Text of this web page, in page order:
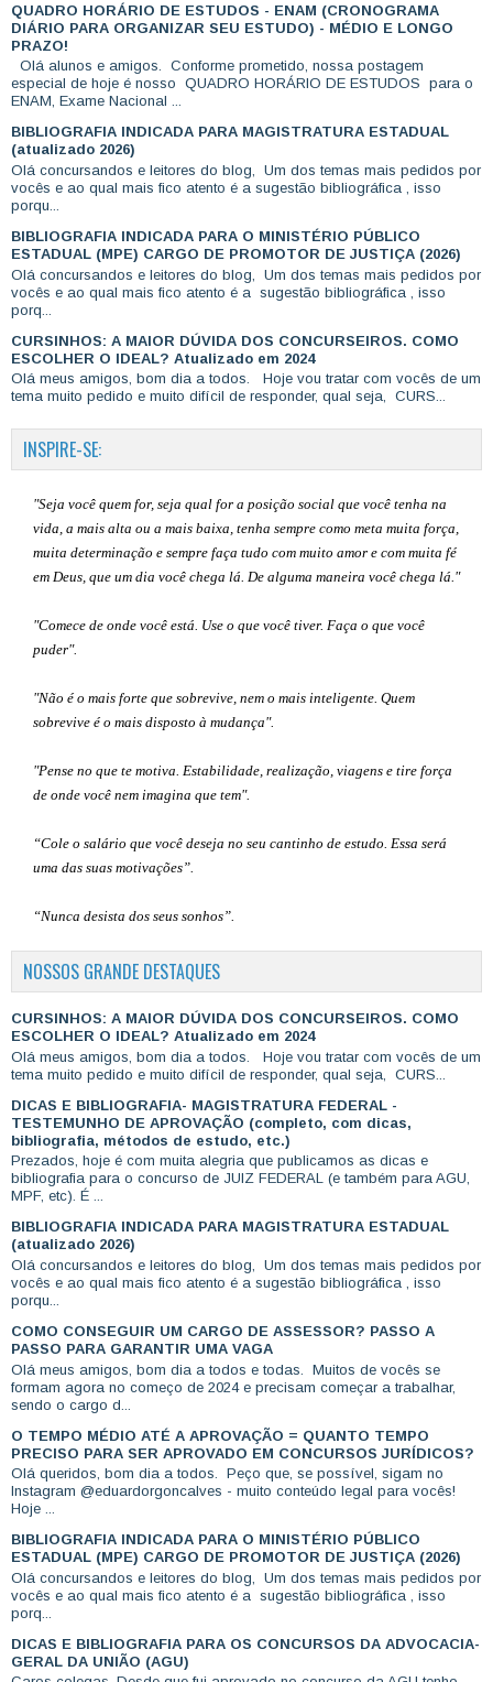
QUADRO HORÁRIO DE ESTUDOS - ENAM (CRONOGRAMA
DIÁRIO PARA ORGANIZAR SEU ESTUDO) - MÉDIO E LONGO
PRAZO!
Olá alunos e amigos. Conforme prometido, nossa postagem
especial de hoje é nosso QUADRO HORÁRIO DE ESTUDOS para o
ENAM, Exame Nacional ...
BIBLIOGRAFIA INDICADA PARA MAGISTRATURA ESTADUAL
(atualizado 2026)
Olá concursandos e leitores do blog, Um dos temas mais pedidos por
vocês e ao qual mais fico atento é a sugestão bibliográfica , isso
porqu...
BIBLIOGRAFIA INDICADA PARA O MINISTÉRIO PÚBLICO
ESTADUAL (MPE) CARGO DE PROMOTOR DE JUSTIÇA (2026)
Olá concursandos e leitores do blog, Um dos temas mais pedidos por
vocês e ao qual mais fico atento é a sugestão bibliográfica , isso
porq...
CURSINHOS: A MAIOR DÚVIDA DOS CONCURSEIROS. COMO
ESCOLHER O IDEAL? Atualizado em 2024
Olá meus amigos, bom dia a todos. Hoje vou tratar com vocês de um
tema muito pedido e muito difícil de responder, qual seja, CURS...
INSPIRE-SE:
"Seja você quem for, seja qual for a posição social que você tenha na
vida, a mais alta ou a mais baixa, tenha sempre como meta muita força,
muita determinação e sempre faça tudo com muito amor e com muita fé
em Deus, que um dia você chega lá. De alguma maneira você chega lá."
"Comece de onde você está. Use o que você tiver. Faça o que você
puder".
"Não é o mais forte que sobrevive, nem o mais inteligente. Quem
sobrevive é o mais disposto à mudança".
"Pense no que te motiva. Estabilidade, realização, viagens e tire força
de onde você nem imagina que tem".
“Cole o salário que você deseja no seu cantinho de estudo. Essa será
uma das suas motivações”.
“Nunca desista dos seus sonhos”.
NOSSOS GRANDE DESTAQUES
CURSINHOS: A MAIOR DÚVIDA DOS CONCURSEIROS. COMO
ESCOLHER O IDEAL? Atualizado em 2024
Olá meus amigos, bom dia a todos. Hoje vou tratar com vocês de um
tema muito pedido e muito difícil de responder, qual seja, CURS...
DICAS E BIBLIOGRAFIA- MAGISTRATURA FEDERAL -
TESTEMUNHO DE APROVAÇÃO (completo, com dicas,
bibliografia, métodos de estudo, etc.)
Prezados, hoje é com muita alegria que publicamos as dicas e
bibliografia para o concurso de JUIZ FEDERAL (e também para AGU,
MPF, etc). É ...
BIBLIOGRAFIA INDICADA PARA MAGISTRATURA ESTADUAL
(atualizado 2026)
Olá concursandos e leitores do blog, Um dos temas mais pedidos por
vocês e ao qual mais fico atento é a sugestão bibliográfica , isso
porqu...
COMO CONSEGUIR UM CARGO DE ASSESSOR? PASSO A
PASSO PARA GARANTIR UMA VAGA
Olá meus amigos, bom dia a todos e todas. Muitos de vocês se
formam agora no começo de 2024 e precisam começar a trabalhar,
sendo o cargo d...
O TEMPO MÉDIO ATÉ A APROVAÇÃO = QUANTO TEMPO
PRECISO PARA SER APROVADO EM CONCURSOS JURÍDICOS?
Olá queridos, bom dia a todos. Peço que, se possível, sigam no
Instagram @eduardorgoncalves - muito conteúdo legal para vocês!
Hoje ...
BIBLIOGRAFIA INDICADA PARA O MINISTÉRIO PÚBLICO
ESTADUAL (MPE) CARGO DE PROMOTOR DE JUSTIÇA (2026)
Olá concursandos e leitores do blog, Um dos temas mais pedidos por
vocês e ao qual mais fico atento é a sugestão bibliográfica , isso
porq...
DICAS E BIBLIOGRAFIA PARA OS CONCURSOS DA ADVOCACIA-
GERAL DA UNIÃO (AGU)